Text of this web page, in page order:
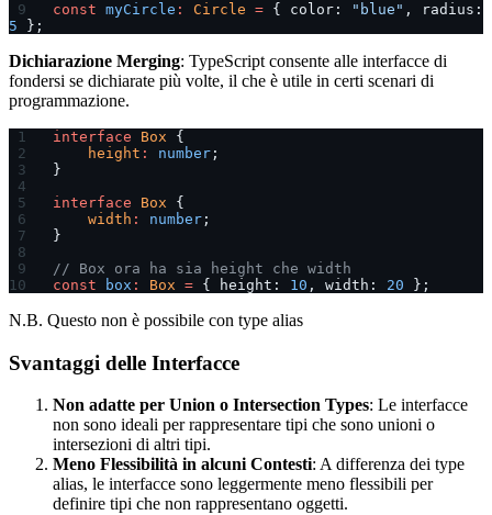
const myCircle : Circle = { color: "blue"
5 };
Dichiarazione Merging: TypeScript consente alle interfacce di
fondersi se dichiarate più volte, il che è utile in certi scenari di
programmazione.
interface Box {
    height
: number ;
}
interface Box {
    width
: number ;
}
// Box ora ha sia height che width
const box : Box = { height: 10 , width: 20 };
N.B. Questo non è possibile con type alias
Svantaggi delle Interfacce
Non adatte per Union o Intersection Types: Le interfacce
non sono ideali per rappresentare tipi che sono unioni o
intersezioni di altri tipi.
Meno Flessibilità in alcuni Contesti: A differenza dei type
alias, le interfacce sono leggermente meno flessibili per
definire tipi che non rappresentano oggetti.